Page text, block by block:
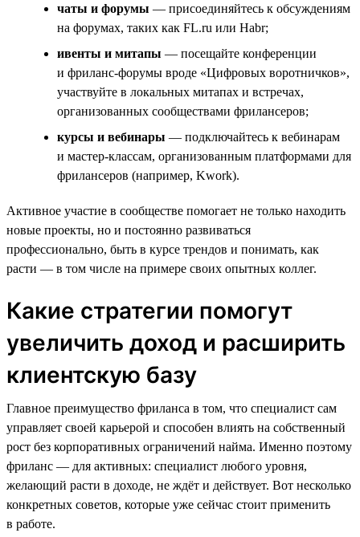
чаты и форумы — присоединяйтесь к обсуждениям
на форумах, таких как FL.ru или Habr;
ивенты и митапы — посещайте конференции
и фриланс-форумы вроде «Цифровых воротничков»,
участвуйте в локальных митапах и встречах,
организованных сообществами фрилансеров;
курсы и вебинары — подключайтесь к вебинарам
и мастер-классам, организованным платформами для
фрилансеров (например, Kwork).
Активное участие в сообществе помогает не только находить
новые проекты, но и постоянно развиваться
профессионально, быть в курсе трендов и понимать, как
расти — в том числе на примере своих опытных коллег.
Какие стратегии помогут
увеличить доход и расширить
клиентскую базу
Главное преимущество фриланса в том, что специалист сам
управляет своей карьерой и способен влиять на собственный
рост без корпоративных ограничений найма. Именно поэтому
фриланс — для активных: специалист любого уровня,
желающий расти в доходе, не ждёт и действует. Вот несколько
конкретных советов, которые уже сейчас стоит применить
в работе.